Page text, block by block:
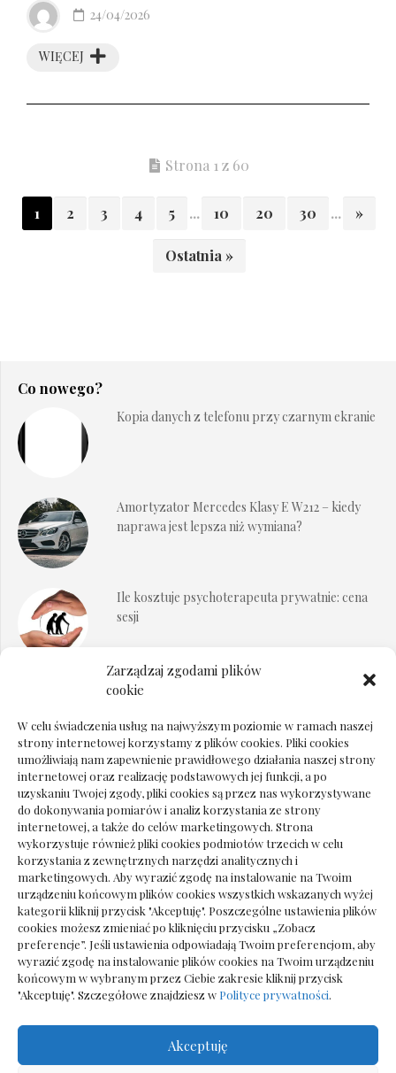
Zarządzaj zgodami plików
cookie
W celu świadczenia usług na najwyższym poziomie w ramach naszej
strony internetowej korzystamy z plików cookies. Pliki cookies
umożliwiają nam zapewnienie prawidłowego działania naszej strony
internetowej oraz realizację podstawowych jej funkcji, a po
uzyskaniu Twojej zgody, pliki cookies są przez nas wykorzystywane
do dokonywania pomiarów i analiz korzystania ze strony
internetowej, a także do celów marketingowych. Strona
wykorzystuje również pliki cookies podmiotów trzecich w celu
korzystania z zewnętrznych narzędzi analitycznych i
marketingowych. Aby wyrazić zgodę na instalowanie na Twoim
urządzeniu końcowym plików cookies wszystkich wskazanych wyżej
kategorii kliknij przycisk "Akceptuję". Poszczególne ustawienia plików
cookies możesz zmieniać po kliknięciu przycisku „Zobacz
preferencje”. Jeśli ustawienia odpowiadają Twoim preferencjom, aby
wyrazić zgodę na instalowanie plików cookies na Twoim urządzeniu
końcowym w wybranym przez Ciebie zakresie kliknij przycisk
"Akceptuję". Szczegółowe znajdziesz w Polityce prywatności.
Akceptuję
WIĘCEJ
24/04/2026
Strona 1 z 60
1 2 3 4 5 ... 10 20 30 ... »
Ostatnia »
Co nowego?
Kopia danych z telefonu przy czarnym ekranie
Amortyzator Mercedes Klasy E W212 – kiedy
naprawa jest lepsza niż wymiana?
Ile kosztuje psychoterapeuta prywatnie: cena
sesji
Dokumenty do odbioru przy zmianie biura
Deska podłogowa do salonu: jak wybrać bez
pośpiechu